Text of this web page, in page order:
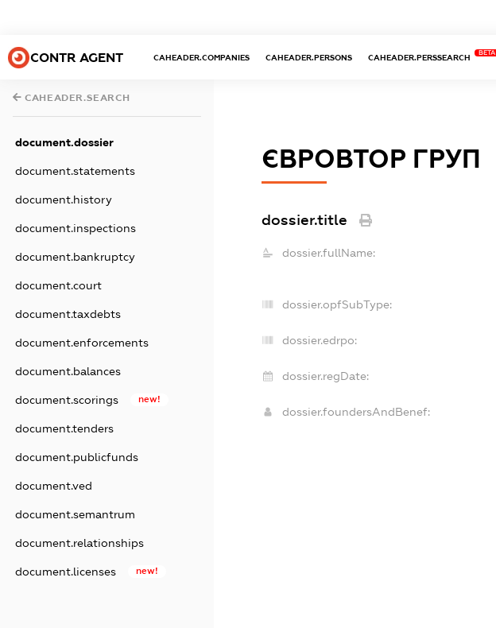
CONTR AGENT CAHEADER.COMPANIES CAHEADER.PERSONS CAHEADER.PERSSEARCH
BETA
CAHEADER.SEARCH
document.dossier
document.statements
document.history
document.inspections
document.bankruptcy
document.court
document.taxdebts
document.enforcements
document.balances
document.scorings new!
document.tenders
document.publicfunds
document.ved
document.semantrum
document.relationships
document.licenses new!
ЄВРОВТОР ГРУП
dossier.title
dossier.fullName:
dossier.opfSubType:
dossier.edrpo:
dossier.regDate:
dossier.foundersAndBenef: